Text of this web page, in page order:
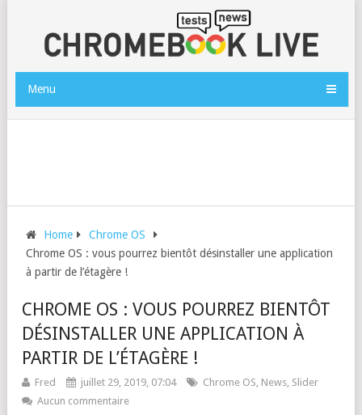
Menu
Home
Chrome OS
Chrome OS : vous pourrez bientôt désinstaller une application
à partir de l’étagère !
CHROME OS : VOUS POURREZ BIENTÔT
DÉSINSTALLER UNE APPLICATION À
PARTIR DE L’ÉTAGÈRE !
Fred juillet 29, 2019, 07:04 Chrome OS, News, Slider
Aucun commentaire